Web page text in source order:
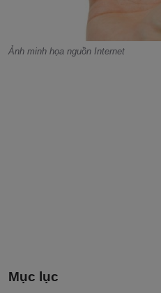
Ảnh minh họa nguồn Internet
Mục lục